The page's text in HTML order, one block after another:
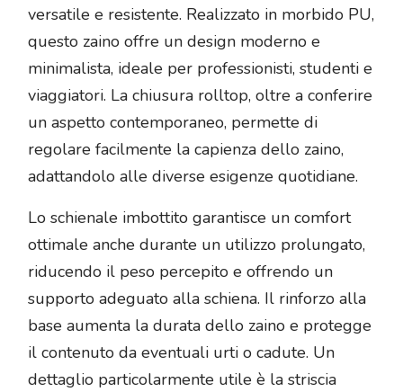
versatile e resistente. Realizzato in morbido PU,
questo zaino offre un design moderno e
minimalista, ideale per professionisti, studenti e
viaggiatori. La chiusura rolltop, oltre a conferire
un aspetto contemporaneo, permette di
regolare facilmente la capienza dello zaino,
adattandolo alle diverse esigenze quotidiane.
Lo schienale imbottito garantisce un comfort
ottimale anche durante un utilizzo prolungato,
riducendo il peso percepito e offrendo un
supporto adeguato alla schiena. Il rinforzo alla
base aumenta la durata dello zaino e protegge
il contenuto da eventuali urti o cadute. Un
dettaglio particolarmente utile è la striscia